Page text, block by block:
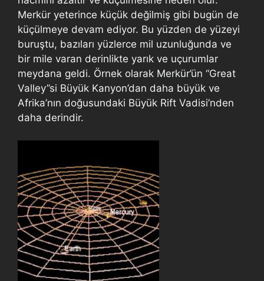
Merkür yeterince küçük değilmiş gibi bugün de
küçülmeye devam ediyor. Bu yüzden de yüzeyi
buruştu, bazıları yüzlerce mil uzunluğunda ve
bir mile varan derinlikte yarık ve uçurumlar
meydana geldi. Örnek olarak Merkür’ün “Great
Valley”si Büyük Kanyon’dan daha büyük ve
Afrika’nın doğusundaki Büyük Rift Vadisi’nden
daha derindir.